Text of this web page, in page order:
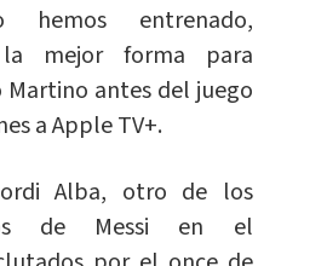
hemos entrenado,
la mejor forma para
antes del juego
a Apple TV+.
Alba, otro de los
de Messi en el